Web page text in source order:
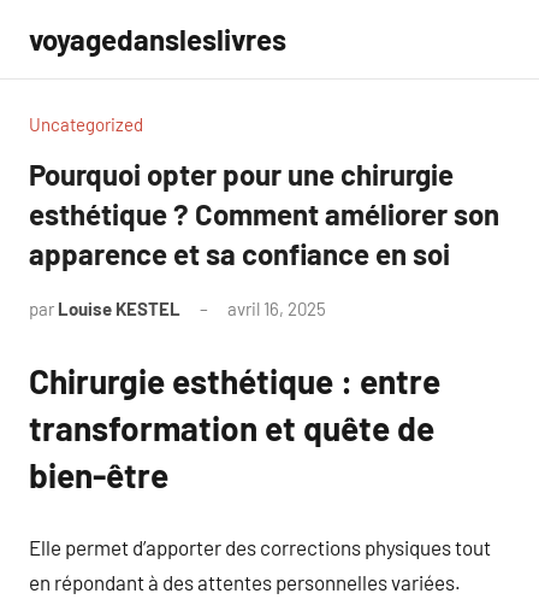
contenu
voyagedansleslivres
Uncategorized
Pourquoi opter pour une chirurgie
esthétique ? Comment améliorer son
apparence et sa confiance en soi
par Louise KESTEL avril 16, 2025
Chirurgie esthétique : entre
transformation et quête de
bien-être
Elle permet d’apporter des corrections physiques tout
en répondant à des attentes personnelles variées.